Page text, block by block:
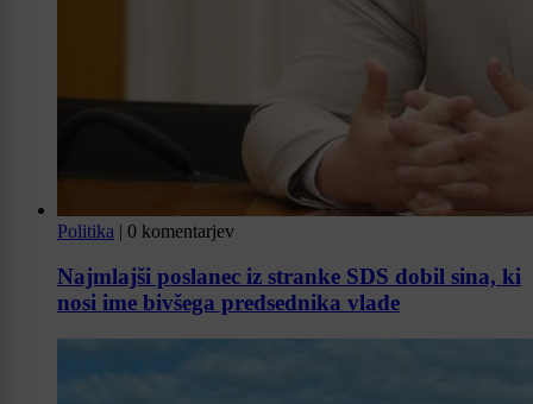
Politika | 0 komentarjev
Najmlajši poslanec iz stranke SDS dobil sina, ki
nosi ime bivšega predsednika vlade